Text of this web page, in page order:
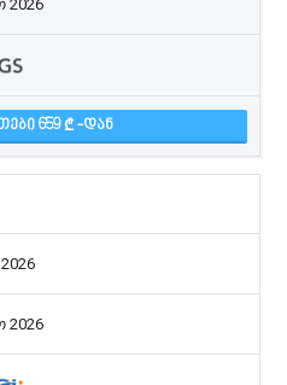
2026
659 -ᲓᲐᲜ
2026